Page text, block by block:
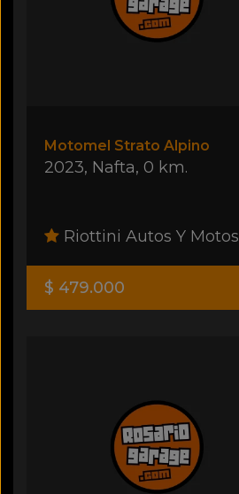
Motomel Strato Alpino
2023, Nafta, 0 km.
Riottini Autos Y Motos
$ 479.000